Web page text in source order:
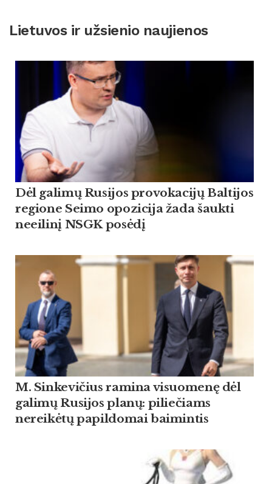
Lietuvos ir užsienio naujienos
Dėl galimų Rusijos provokacijų Baltijos
regione Seimo opozicija žada šaukti
neeilinį NSGK posėdį
M. Sinkevičius ramina visuomenę dėl
galimų Rusijos planų: piliečiams
nereikėtų papildomai baimintis